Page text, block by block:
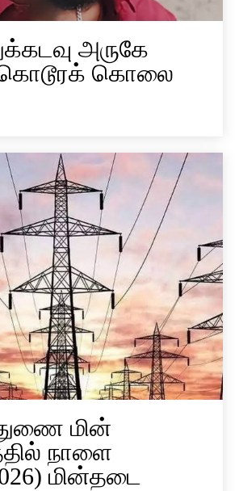
அருகே
கொடூரக் கொலை
மின்
நாளை
மின்தடை